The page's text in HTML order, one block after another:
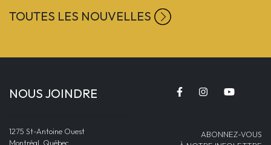
TOUTES LES NOUVELLES
NOUS JOINDRE
1275 St-Antoine Ouest
Montréal, Québec
ABONNEZ-VOUS